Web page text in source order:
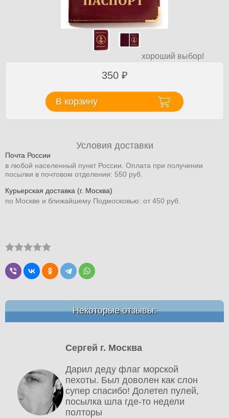
хороший выбор!
350 ₽
В корзину
Условия доставки
Почта России
в любой населенный пункт России. Оплата при получении
посылки в почтовом отделении: 550 руб.
Курьерская доставка (г. Москва)
по Москве и ближайшему Подмосковью: от 450 руб.
Некоторые отзывы:
Сергей г. Москва
Дарил деду флаг морской
пехоты. Был доволен как слон
супер спасибо! Долетел пулей,
посылка шла где-то недели
полторы